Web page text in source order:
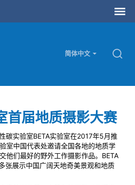
简体中文
首届地质摄影大赛
碳实验室BETA实验室在2017年5月推
室中国代表处邀请全国各地的地质学
他们最好的野外工作摄影作品。BETA
张展示中国广阔天地奇美景观和地质